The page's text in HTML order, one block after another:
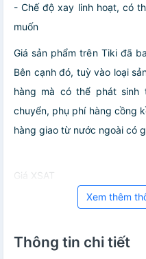
- Chế độ xay linh hoạt, có
muốn
Giá sản phẩm trên Tiki đã
Bên cạnh đó, tuỳ vào loại
hàng mà có thể phát sinh
chuyển, phụ phí hàng cồng
hàng giao từ nước ngoài có
Giá XSAT
Xem thêm
Thông tin chi tiết